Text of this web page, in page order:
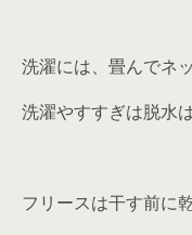
洗濯には、畳んでネ
洗濯やすすぎは脱水
フリースは干す前に